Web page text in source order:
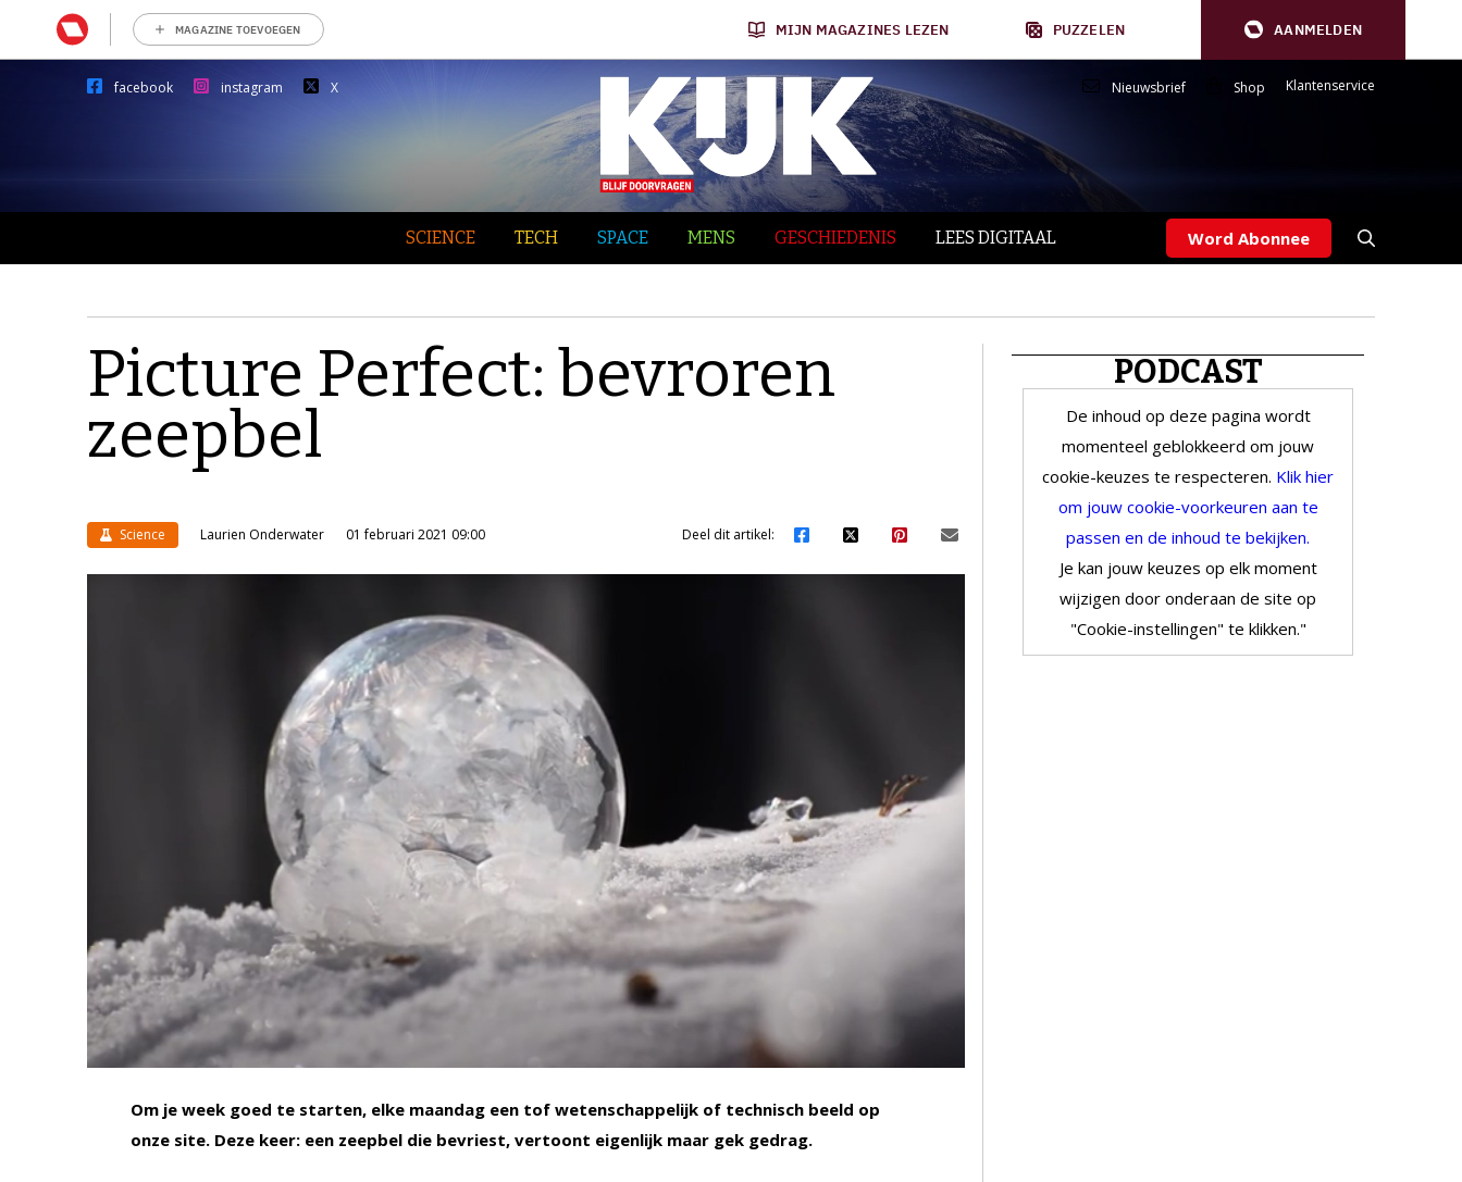
MAGAZINE TOEVOEGEN MIJN MAGAZINES LEZEN PUZZELEN AANMELDEN
facebook instagram X Nieuwsbrief Shop Klantenservice
SCIENCE TECH SPACE MENS GESCHIEDENIS LEES DIGITAAL Word Abonnee
Picture Perfect: bevroren
zeepbel
Science Laurien Onderwater 01 februari 2021 09:00 Deel dit artikel:
Om je week goed te starten, elke maandag een tof wetenschappelijk of technisch beeld op
onze site. Deze keer: een zeepbel die bevriest, vertoont eigenlijk maar gek gedrag.
PODCAST
De inhoud op deze pagina wordt
momenteel geblokkeerd om jouw
cookie-keuzes te respecteren. Klik hier
om jouw cookie-voorkeuren aan te
passen en de inhoud te bekijken.
Je kan jouw keuzes op elk moment
wijzigen door onderaan de site op
"Cookie-instellingen" te klikken."